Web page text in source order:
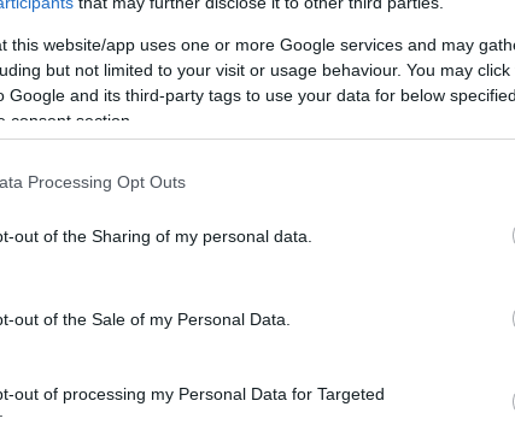
this website/app uses one or more Google services and may
but not limited to your visit or usage behaviour. You may
Google and its third-party tags to use your data for below
consent section.
Processing Opt Outs
out of the Sharing of my personal data.
out of the Sale of my Personal Data.
out of processing my Personal Data for Targeted
para tu bar o